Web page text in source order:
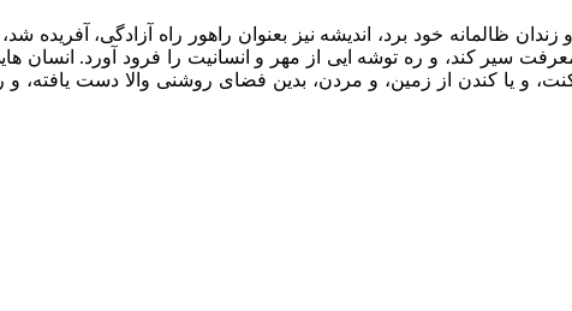
ظالمانه خود برد، اندیشه نیز بعنوان راهور راه آزادگی، آفریده شد،
سیر کند، و ره توشه ایی از مهر و انسانیت را فرود آورد. انسان
و یا کندن از زمین، و مردن، بدین فضای روشنی والا دست یافته، و